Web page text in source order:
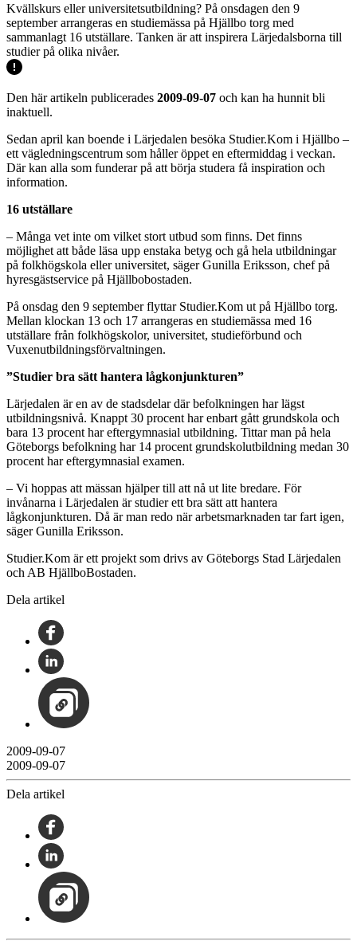
Kvällskurs eller universitetsutbildning? På onsdagen den 9
september arrangeras en studiemässa på Hjällbo torg med
sammanlagt 16 utställare. Tanken är att inspirera Lärjedalsborna till
studier på olika nivåer.
Den här artikeln publicerades 2009-09-07 och kan ha hunnit bli
inaktuell.
Sedan april kan boende i Lärjedalen besöka Studier.Kom i Hjällbo –
ett vägledningscentrum som håller öppet en eftermiddag i veckan.
Där kan alla som funderar på att börja studera få inspiration och
information.
16 utställare
– Många vet inte om vilket stort utbud som finns. Det finns
möjlighet att både läsa upp enstaka betyg och gå hela utbildningar
på folkhögskola eller universitet, säger Gunilla Eriksson, chef på
hyresgästservice på Hjällbobostaden.
På onsdag den 9 september flyttar Studier.Kom ut på Hjällbo torg.
Mellan klockan 13 och 17 arrangeras en studiemässa med 16
utställare från folkhögskolor, universitet, studieförbund och
Vuxenutbildningsförvaltningen.
”Studier bra sätt hantera lågkonjunkturen”
Lärjedalen är en av de stadsdelar där befolkningen har lägst
utbildningsnivå. Knappt 30 procent har enbart gått grundskola och
bara 13 procent har eftergymnasial utbildning. Tittar man på hela
Göteborgs befolkning har 14 procent grundskolutbildning medan 30
procent har eftergymnasial examen.
– Vi hoppas att mässan hjälper till att nå ut lite bredare. För
invånarna i Lärjedalen är studier ett bra sätt att hantera
lågkonjunkturen. Då är man redo när arbetsmarknaden tar fart igen,
säger Gunilla Eriksson.
Studier.Kom är ett projekt som drivs av Göteborgs Stad Lärjedalen
och AB HjällboBostaden.
Dela artikel
2009-09-07
2009-09-07
Dela artikel